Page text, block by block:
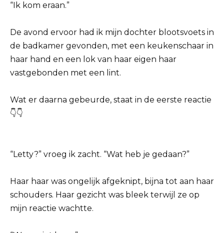
“Ik kom eraan.”
De avond ervoor had ik mijn dochter blootsvoets in
de badkamer gevonden, met een keukenschaar in
haar hand en een lok van haar eigen haar
vastgebonden met een lint.
Wat er daarna gebeurde, staat in de eerste reactie
👇👇
“Letty?” vroeg ik zacht. “Wat heb je gedaan?”
Haar haar was ongelijk afgeknipt, bijna tot aan haar
schouders. Haar gezicht was bleek terwijl ze op
mijn reactie wachtte.